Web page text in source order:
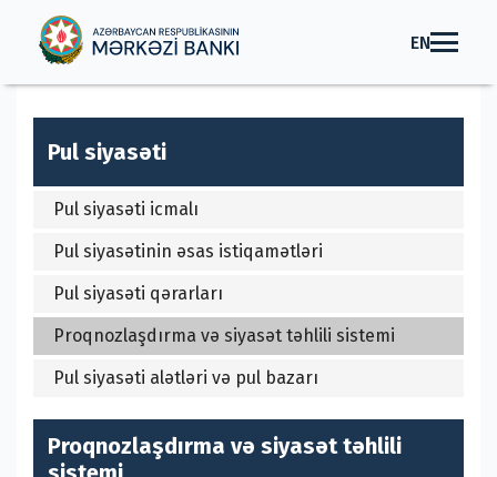
EN
Pul siyasəti
Pul siyasəti icmalı
Pul siyasətinin əsas istiqamətləri
Pul siyasəti qərarları
Proqnozlaşdırma və siyasət təhlili sistemi
Pul siyasəti alətləri və pul bazarı
Proqnozlaşdırma və siyasət təhlili